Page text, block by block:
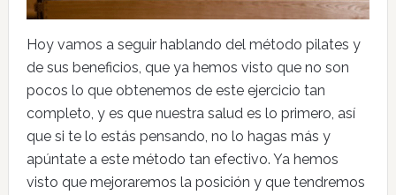
Hoy vamos a seguir hablando del método pilates y
de sus beneficios, que ya hemos visto que no son
pocos lo que obtenemos de este ejercicio tan
completo, y es que nuestra salud es lo primero, así
que si te lo estás pensando, no lo hagas más y
apúntate a este método tan efectivo. Ya hemos
visto que mejoraremos la posición y que tendremos